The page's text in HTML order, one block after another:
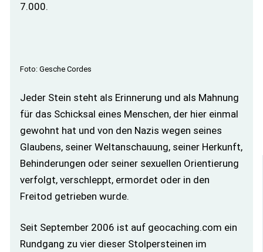
7.000.
Foto: Gesche Cordes
Jeder Stein steht als Erinnerung und als Mahnung
für das Schicksal eines Menschen, der hier einmal
gewohnt hat und von den Nazis wegen seines
Glaubens, seiner Weltanschauung, seiner Herkunft,
Behinderungen oder seiner sexuellen Orientierung
verfolgt, verschleppt, ermordet oder in den
Freitod getrieben wurde.
Seit September 2006 ist auf geocaching.com ein
Rundgang zu vier dieser Stolpersteinen im